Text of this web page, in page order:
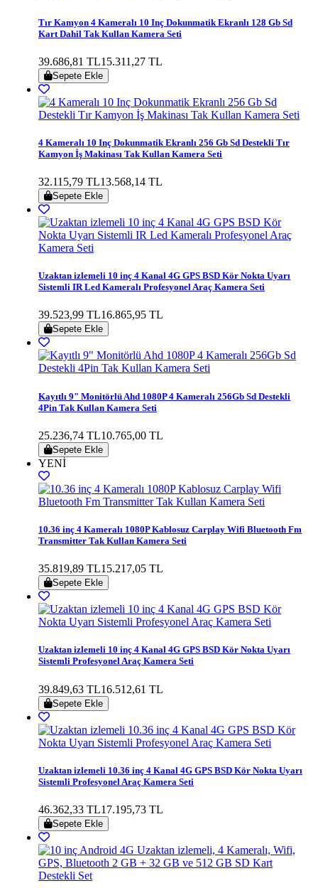
Tır Kamyon 4 Kameralı 10 Inç Dokunmatik Ekranlı 128 Gb Sd
Kart Dahil Tak Kullan Kamera Seti
39.686,81 TL15.311,27 TL
Sepete Ekle
4 Kameralı 10 Inç Dokunmatik Ekranlı 256 Gb Sd Destekli Tır
Kamyon İş Makinası Tak Kullan Kamera Seti
32.115,79 TL13.568,14 TL
Sepete Ekle
Uzaktan izlemeli 10 inç 4 Kanal 4G GPS BSD Kör Nokta Uyarı
Sistemli IR Led Kameralı Profesyonel Araç Kamera Seti
39.523,99 TL16.865,95 TL
Sepete Ekle
Kayıtlı 9" Monitörlü Ahd 1080P 4 Kameralı 256Gb Sd Destekli
4Pin Tak Kullan Kamera Seti
25.236,74 TL10.765,00 TL
Sepete Ekle
YENİ
10.36 inç 4 Kameralı 1080P Kablosuz Carplay Wifi Bluetooth Fm
Transmitter Tak Kullan Kamera Seti
35.819,89 TL15.217,05 TL
Sepete Ekle
Uzaktan izlemeli 10 inç 4 Kanal 4G GPS BSD Kör Nokta Uyarı
Sistemli Profesyonel Araç Kamera Seti
39.849,63 TL16.512,61 TL
Sepete Ekle
Uzaktan izlemeli 10.36 inç 4 Kanal 4G GPS BSD Kör Nokta Uyarı
Sistemli Profesyonel Araç Kamera Seti
46.362,33 TL17.195,73 TL
Sepete Ekle